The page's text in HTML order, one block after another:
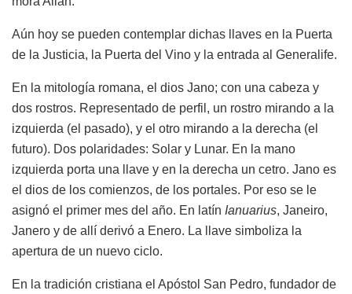
Aún hoy se pueden contemplar dichas llaves en la Puerta
de la Justicia, la Puerta del Vino y la entrada al Generalife.
En la mitología romana, el dios Jano; con una cabeza y
dos rostros. Representado de perfil, un rostro mirando a la
izquierda (el pasado), y el otro mirando a la derecha (el
futuro). Dos polaridades: Solar y Lunar. En la mano
izquierda porta una llave y en la derecha un cetro. Jano es
el dios de los comienzos, de los portales. Por eso se le
asignó el primer mes del año. En latín Ianuarius, Janeiro,
Janero y de allí derivó a Enero. La llave simboliza la
apertura de un nuevo ciclo.
En la tradición cristiana el Apóstol San Pedro, fundador de